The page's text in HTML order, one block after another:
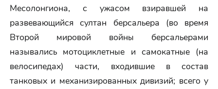
Месолонгиона, с ужасом взиравшей на
развевающийся султан берсальера (во время
Второй мировой войны берсальерами
назывались мотоциклетные и самокатные (на
велосипедах) части, входившие в состав
танковых и механизированных дивизий; всего у